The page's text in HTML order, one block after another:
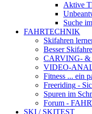
Aktive
Suche
FAHRTECHNIK
Skifahren
Besser
CARVING-
VIDEO-
Fitness ... ein
Freeriding -
Spuren im
Forum -
SKI / SKITEST